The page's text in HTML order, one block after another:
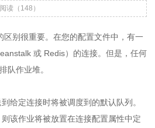
阅读（ 148）
区别很重要。在您的配置文件中，有一
或 Redis）的连接。但是，任何
队作业堆。
给定连接时将被调度到的默认队列。
该作业将被放置在连接配置属性中定